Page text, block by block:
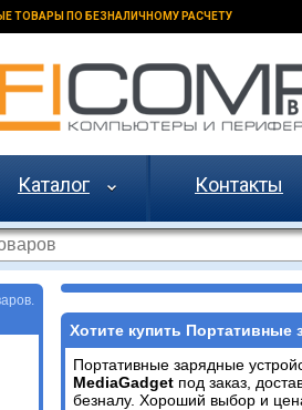
ТОВАРЫ ПО БЕЗНАЛИЧНОМУ РАСЧЕТУ
Каталог Контакты
Хотите купить Портативные
Портативные зарядные
MediaGadget под заказ,
безналу. Хороший выбор и